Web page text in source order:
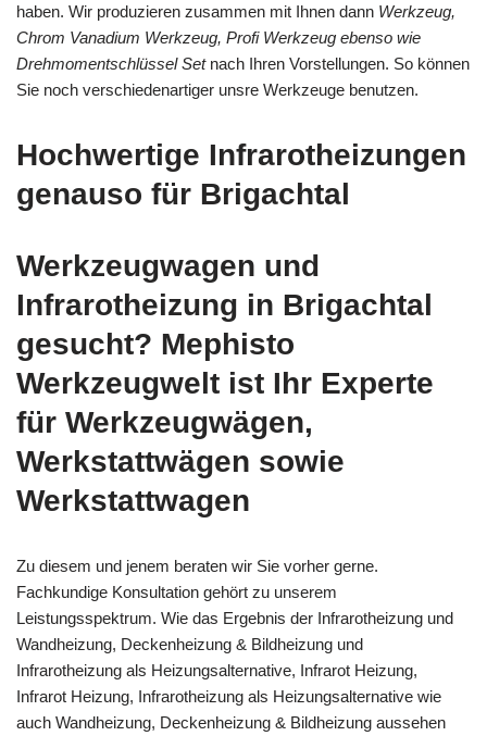
haben. Wir produzieren zusammen mit Ihnen dann Werkzeug,
Chrom Vanadium Werkzeug, Profi Werkzeug ebenso wie
Drehmomentschlüssel Setnach Ihren Vorstellungen. So können
Sie noch verschiedenartiger unsre Werkzeuge benutzen.
Hochwertige Infrarotheizungen
genauso für Brigachtal
Werkzeugwagen und
Infrarotheizung in Brigachtal
gesucht? Mephisto
Werkzeugwelt ist Ihr Experte
für Werkzeugwägen,
Werkstattwägen sowie
Werkstattwagen
Zu diesem und jenem beraten wir Sie vorher gerne.
Fachkundige Konsultation gehört zu unserem
Leistungsspektrum. Wie das Ergebnis der Infrarotheizung und
Wandheizung, Deckenheizung & Bildheizung und
Infrarotheizung als Heizungsalternative, Infrarot Heizung,
Infrarot Heizung, Infrarotheizung als Heizungsalternative wie
auch Wandheizung, Deckenheizung & Bildheizung aussehen